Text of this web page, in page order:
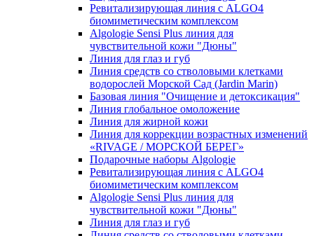
Ревитализирующая линия с ALGO4
биомиметическим комплексом
Algologie Sensi Plus линия для
чувcтвительной кожи "Дюны"
Линия для глаз и губ
Линия средств со стволовыми клетками
водорослей Морской Сад (Jardin Marin)
Базовая линия "Очищение и детоксикация"
Линия глобальное омоложение
Линия для жирной кожи
Линия для коррекции возрастных изменений
«RIVAGE / МОРСКОЙ БЕРЕГ»
Подарочные наборы Algologie
Ревитализирующая линия с ALGO4
биомиметическим комплексом
Algologie Sensi Plus линия для
чувcтвительной кожи "Дюны"
Линия для глаз и губ